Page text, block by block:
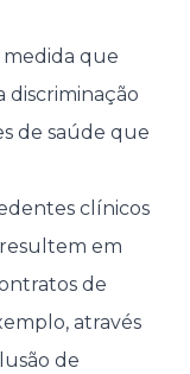
que
discriminação
de saúde que
clínicos
em
de
através
de